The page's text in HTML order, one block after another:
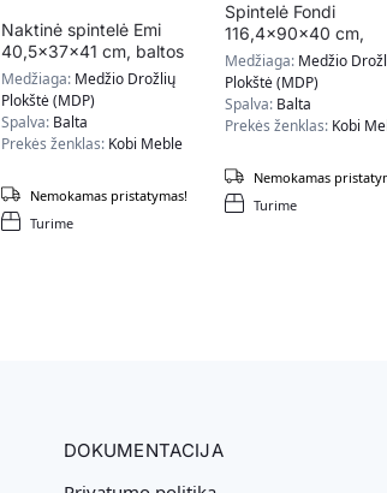
Naktinė spintelė Emi
40,5x37x41 cm, baltos
/ natūralios medžio
spalvos
Medžiaga: Medžio Drožlių
Plokštė (MDP)
Spalva: Balta
Prekės ženklas: Kobi Meble
Turime
Nemokamas pristatymas!
Spintelė Fondi
116,4x90x40 cm,
smėlio spalvos
Medžiaga: Medžio
Plokštė (MDP)
Spalva: Balta
Prekės ženklas: Kobi
Turime
Nemokamas
DOKUMENTACIJA